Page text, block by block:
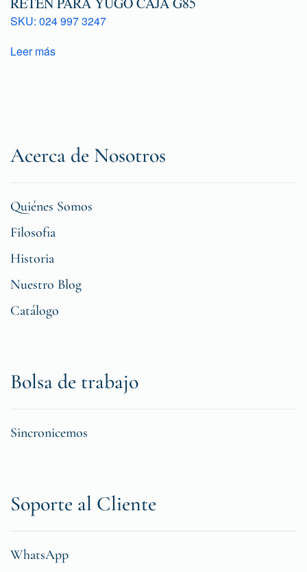
SKU: 024 997 3247
Leer más
Acerca de Nosotros
Quiénes Somos
Filosofia
Historia
Nuestro Blog
Catálogo
Bolsa de trabajo
Sincronicemos
Soporte al Cliente
WhatsApp